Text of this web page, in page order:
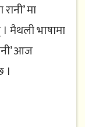
मा
मैथली भाषामा
आज
।